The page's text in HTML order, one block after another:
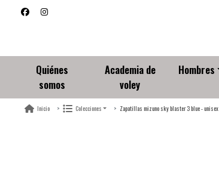
Quiénes
somos
Academia de
voley
Hombres
Inicio Colecciones Zapatillas mizuno sky blaster 3 blue - unisex